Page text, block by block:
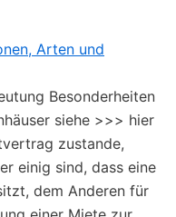
Arten und
Besonderheiten
siehe >>> hier
zustande,
einig sind, dass eine
dem Anderen für